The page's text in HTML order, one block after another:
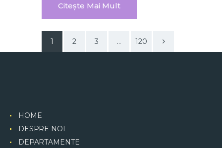
Citește Mai Mult
1 2 3 ... 120
HOME
DESPRE NOI
DEPARTAMENTE